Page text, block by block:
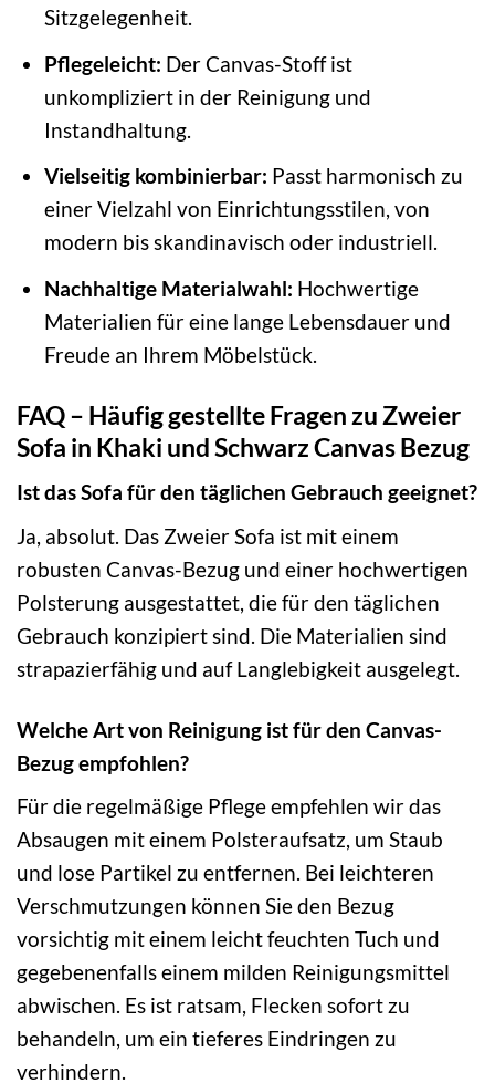
Sitzgelegenheit.
Pflegeleicht: Der Canvas-Stoff ist
unkompliziert in der Reinigung und
Instandhaltung.
Vielseitig kombinierbar: Passt harmonisch zu
einer Vielzahl von Einrichtungsstilen, von
modern bis skandinavisch oder industriell.
Nachhaltige Materialwahl: Hochwertige
Materialien für eine lange Lebensdauer und
Freude an Ihrem Möbelstück.
FAQ – Häufig gestellte Fragen zu Zweier
Sofa in Khaki und Schwarz Canvas Bezug
Ist das Sofa für den täglichen Gebrauch geeignet?
Ja, absolut. Das Zweier Sofa ist mit einem
robusten Canvas-Bezug und einer hochwertigen
Polsterung ausgestattet, die für den täglichen
Gebrauch konzipiert sind. Die Materialien sind
strapazierfähig und auf Langlebigkeit ausgelegt.
Welche Art von Reinigung ist für den Canvas-
Bezug empfohlen?
Für die regelmäßige Pflege empfehlen wir das
Absaugen mit einem Polsteraufsatz, um Staub
und lose Partikel zu entfernen. Bei leichteren
Verschmutzungen können Sie den Bezug
vorsichtig mit einem leicht feuchten Tuch und
gegebenenfalls einem milden Reinigungsmittel
abwischen. Es ist ratsam, Flecken sofort zu
behandeln, um ein tieferes Eindringen zu
verhindern.